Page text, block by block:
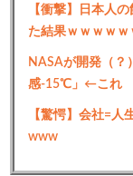
【衝撃】日本人
た結果ｗｗｗｗｗ
NASAが開発（？
感-15℃」←これ
【驚愕】会社=人
www